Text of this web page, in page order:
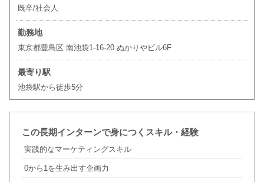
既卒/社会人
勤務地
東京都豊島区 南池袋1-16-20 ぬかりやビル6F
最寄り駅
池袋駅から徒歩5分
この長期インターンで身につくスキル・経験
実践的なマーケティングスキル
0から1を生み出す企画力